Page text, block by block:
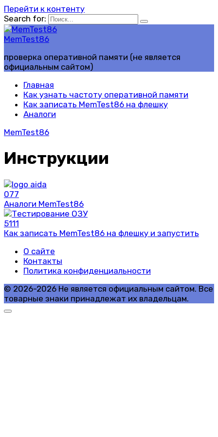
Перейти к контенту
Search for:
MemTest86
проверка оперативной памяти (не является
официальным сайтом)
Главная
Как узнать частоту оперативной памяти
Как записать MemTest86 на флешку
Аналоги
MemTest86
Инструкции
077
Аналоги MemTest86
5111
Как записать MemTest86 на флешку и запустить
О сайте
Контакты
Политика конфиденциальности
© 2026-2026 Не является официальным сайтом. Все
товарные знаки принадлежат их владельцам.